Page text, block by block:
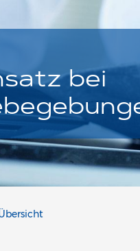
bei